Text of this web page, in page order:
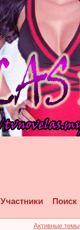
Участники Поиск
Активные темы